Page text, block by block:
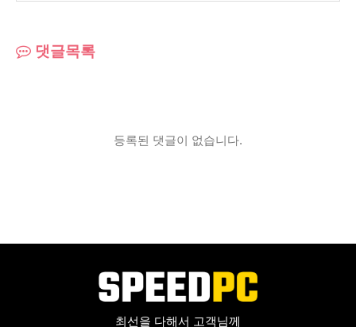
댓글목록
등록된 댓글이 없습니다.
최선을 다해서 고객님께